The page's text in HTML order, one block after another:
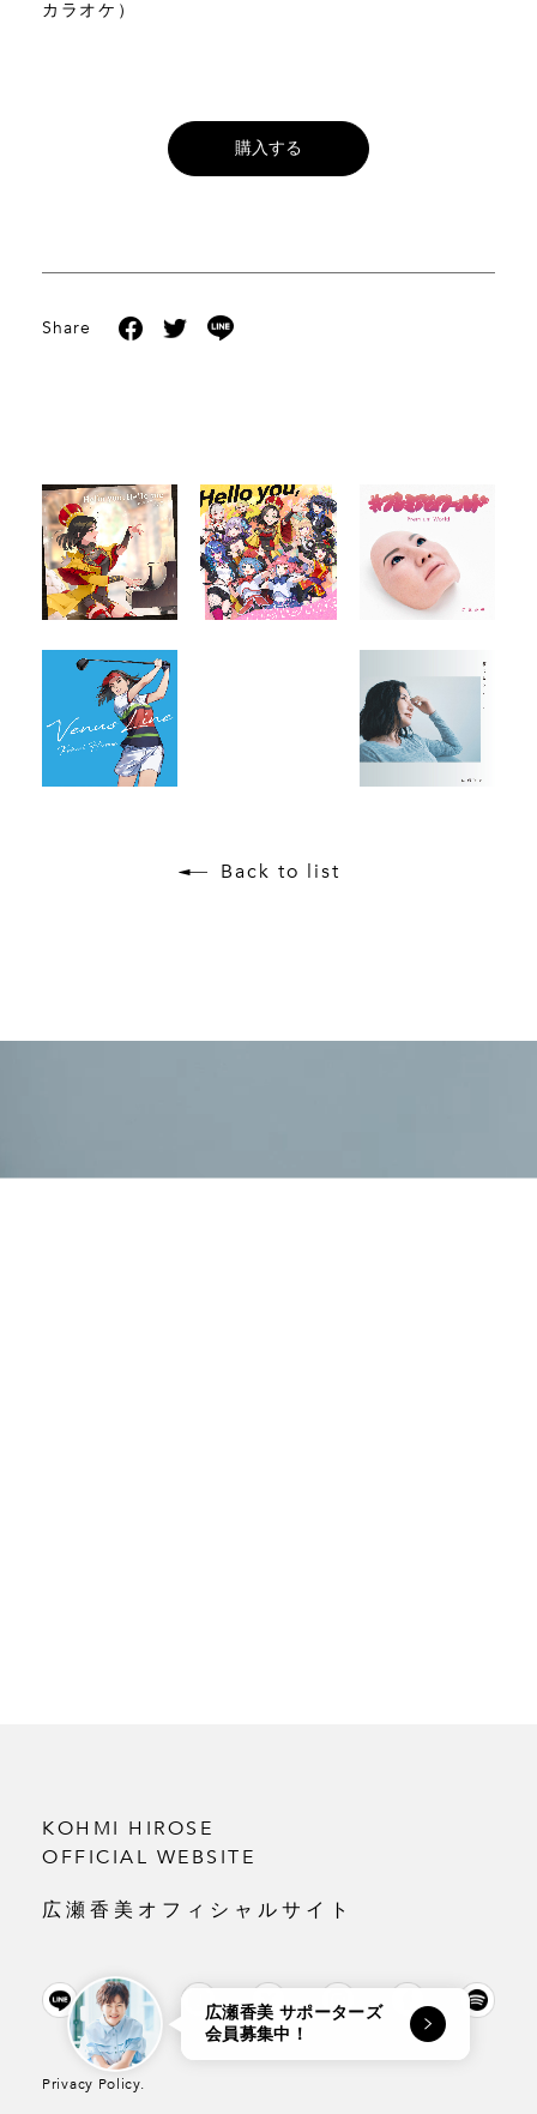
広瀬香美 サポーターズ
会員募集中！
カラオケ）
購入する
Share
Back to list
KOHMI HIROSE
OFFICIAL WEBSITE
広瀬香美オフィシャルサイト
Privacy Policy.